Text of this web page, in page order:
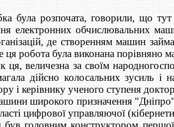
була розпочата, говорили, що
електронних обчислювальних
де створенням машин
ця робота була виконана порівняно
ця, величезна за своїм
дійсно колосальних зусиль і
і керівнику ученого ступеня
широкого призначення
цифрової управляючої